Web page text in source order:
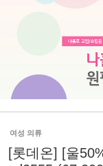
여성 의류
[롯데온] [울